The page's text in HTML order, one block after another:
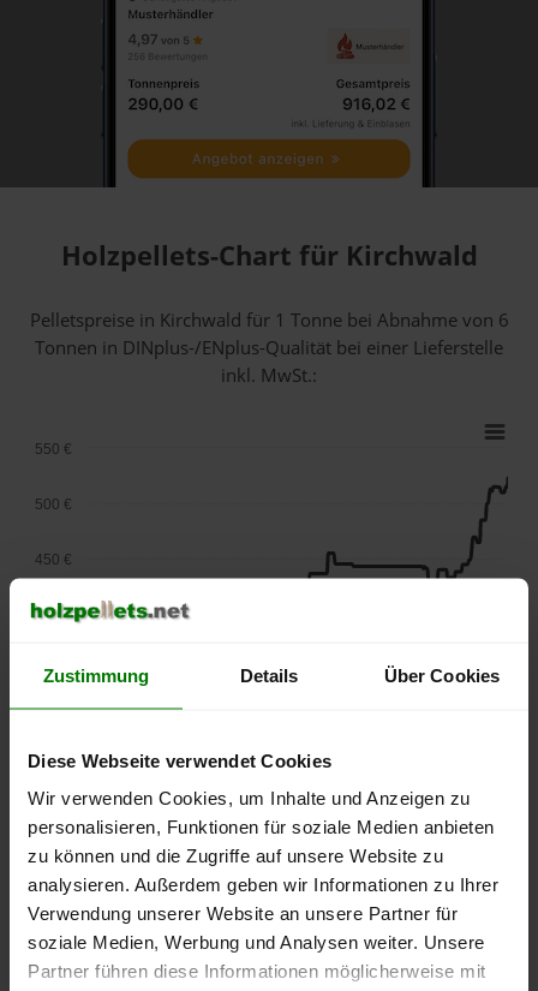
Zustimmung Details Über Cookies
Diese Webseite verwendet Cookies
Wir verwenden Cookies, um Inhalte und Anzeigen zu
personalisieren, Funktionen für soziale Medien anbieten
zu können und die Zugriffe auf unsere Website zu
analysieren. Außerdem geben wir Informationen zu Ihrer
Verwendung unserer Website an unsere Partner für
soziale Medien, Werbung und Analysen weiter. Unsere
Partner führen diese Informationen möglicherweise mit
Holzpellets-Chart für Kirchwald
Pelletspreise in Kirchwald für 1 Tonne bei Abnahmevon 6
Tonnen in DINplus-/ENplus-Qualität bei einer Lieferstelle
inkl. MwSt.:
lose Ware Sackware
September
Januar
Mai
350 €
400 €
450 €
500 €
550 €
Die aktuelle Preisentwicklung für Holzpellets in Deutschland
können Sie jederzeit auf unsererPelletspreise -Seite
nachvollziehen.